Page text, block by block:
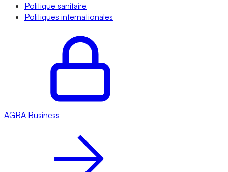
Politique sanitaire
Politiques internationales
AGRA Business